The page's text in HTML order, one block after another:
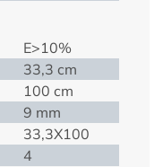
E>10%
33,3 cm
100 cm
9 mm
33,3X100
4